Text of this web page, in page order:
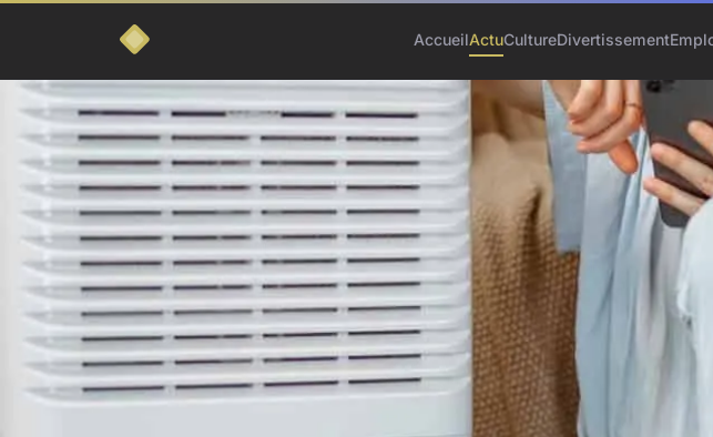
AccueilActuCultureDivertissement